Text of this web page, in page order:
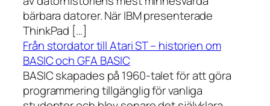
bärbara datorer. När IBM presenterade
ThinkPad […]
Från stordator till Atari ST – historien om
BASIC och GFA BASIC
BASIC skapades på 1960-talet för att göra
programmering tillgänglig för vanliga